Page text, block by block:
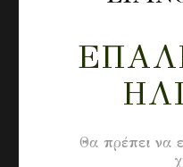
Θα πρέπει να